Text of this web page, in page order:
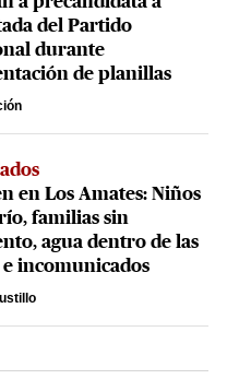
del Partido
durante
de planillas
en Los Amates: Niños
familias sin
agua dentro de las
e incomunicados